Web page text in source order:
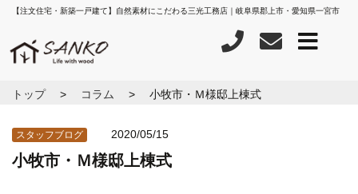
【注文住宅・新築一戸建て】自然素材にこだわる三光工務店｜岐阜県郡上市・愛知県一宮市
トップ コラム 小牧市・Ｍ様邸上棟式
スタッフブログ 2020/05/15
小牧市・Ｍ様邸上棟式